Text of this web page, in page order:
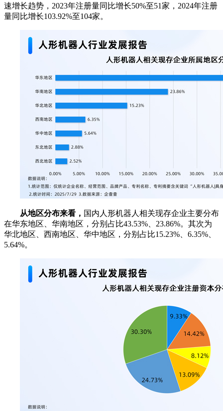
速增长趋势，2023年注册量同比增长50%至51家，2024年注册
量同比增长103.92%至104家。
从地区分布来看， 国内人形机器人相关现存企业主要分布
在华东地区、华南地区，分别占比43.53%、23.86%。其次为
华北地区、西南地区、华中地区，分别占比15.23%、6.35%、
5.64%。